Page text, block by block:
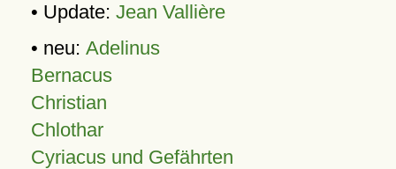
• Update: Jean Vallière
• neu: Adelinus
Bernacus
Christian
Chlothar
Cyriacus und Gefährten